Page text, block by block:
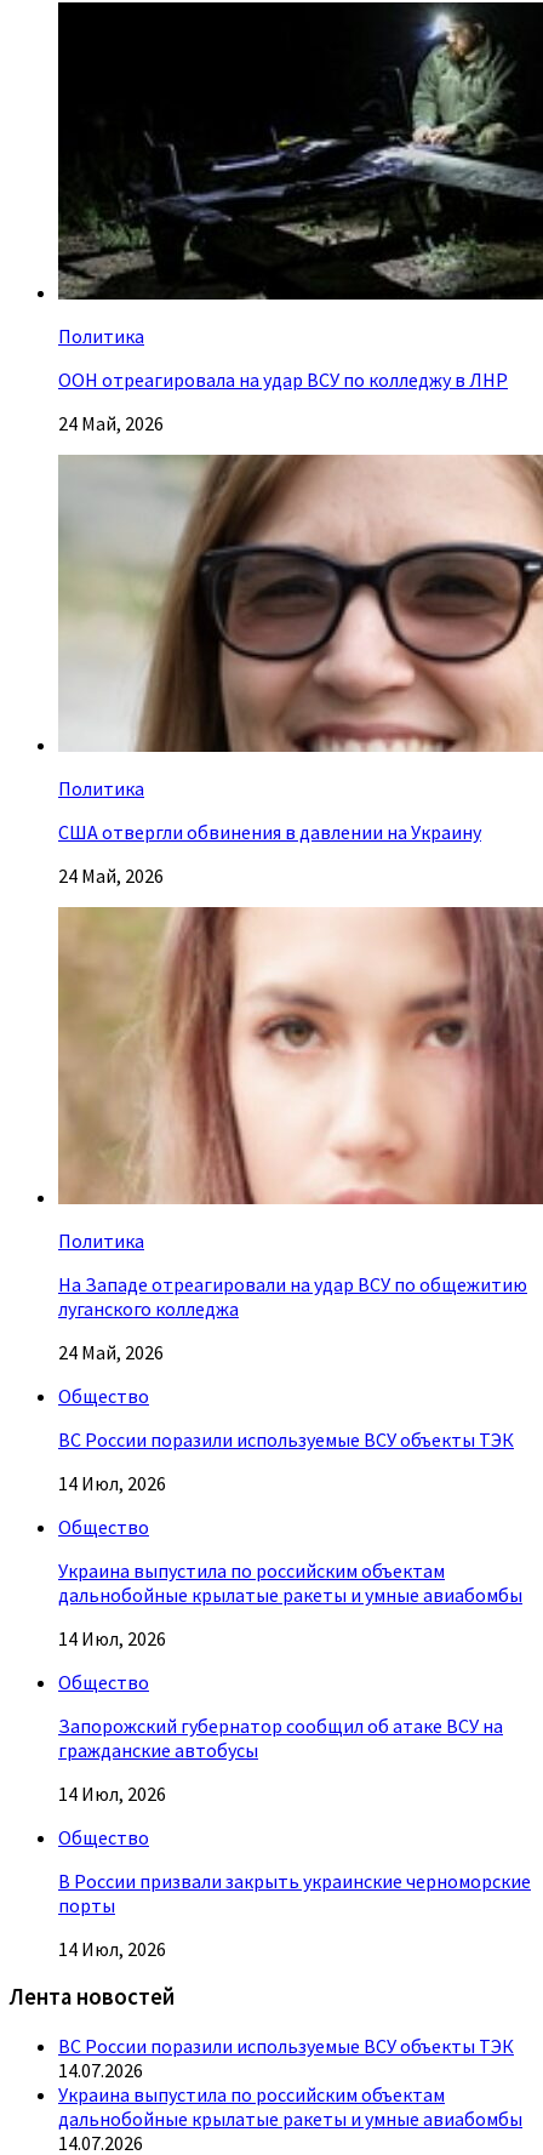
Политика
ООН отреагировала на удар ВСУ по колледжу в ЛНР
24 Май, 2026
Политика
США отвергли обвинения в давлении на Украину
24 Май, 2026
Политика
На Западе отреагировали на удар ВСУ по общежитию
луганского колледжа
24 Май, 2026
Общество
ВС России поразили используемые ВСУ объекты ТЭК
14 Июл, 2026
Общество
Украина выпустила по российским объектам
дальнобойные крылатые ракеты и умные авиабомбы
14 Июл, 2026
Общество
Запорожский губернатор сообщил об атаке ВСУ на
гражданские автобусы
14 Июл, 2026
Общество
В России призвали закрыть украинские черноморские
порты
14 Июл, 2026
Лента новостей
ВС России поразили используемые ВСУ объекты ТЭК
14.07.2026
Украина выпустила по российским объектам
дальнобойные крылатые ракеты и умные авиабомбы
14.07.2026